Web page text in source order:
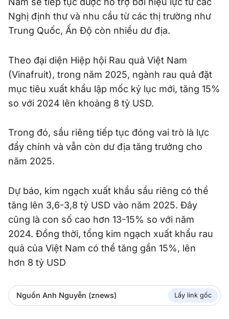
Nghị định thư và nhu cầu từ các thị trường như
Trung Quốc, Ấn Độ còn nhiều dư địa.
Theo đại diện Hiệp hội Rau quả Việt Nam
(Vinafruit), trong năm 2025, ngành rau quả đặt
mục tiêu xuất khẩu lập mốc kỷ lục mới, tăng 15%
so với 2024 lên khoảng 8 tỷ USD.
Trong đó, sầu riêng tiếp tục đóng vai trò là lực
đẩy chính và vẫn còn dư địa tăng trưởng cho
năm 2025.
Dự báo, kim ngạch xuất khẩu sầu riêng có thể
tăng lên 3,6-3,8 tỷ USD vào năm 2025. Đây
cũng là con số cao hơn 13-15% so với năm
2024. Đồng thời, tổng kim ngạch xuất khẩu rau
quả của Việt Nam có thể tăng gần 15%, lên
hơn 8 tỷ USD
Nguồn Anh Nguyễn (znews) Lấy link gốc